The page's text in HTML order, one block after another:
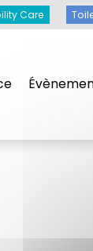
Care